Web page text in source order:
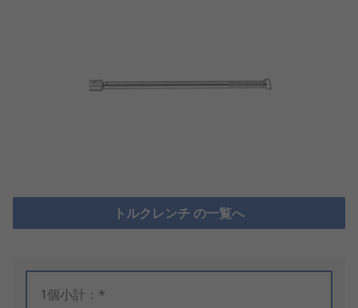
トルクレンチ の一覧へ
1個小計：*